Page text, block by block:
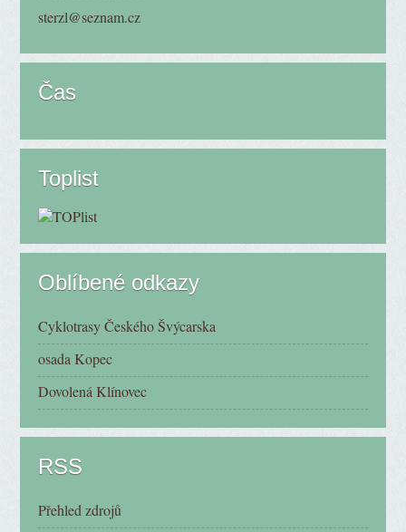
sterzl@seznam.cz
Čas
Toplist
Oblíbené odkazy
Cyklotrasy Českého Švýcarska
osada Kopec
Dovolená Klínovec
RSS
Přehled zdrojů